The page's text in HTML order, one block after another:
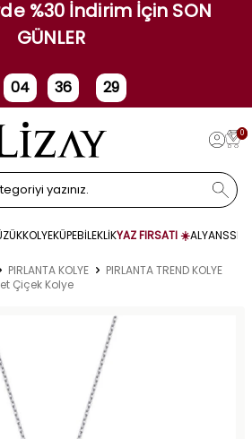
%30 İndirim İçin SON
GÜNLER
04
Saat
36 28
0
KOLYEKÜPEBİLEKLİKYAZ FIRSATI ☀️ALYANS
PIRLANTA KOLYE
PIRLANTA TREND KOLYE
Çiçek Kolye